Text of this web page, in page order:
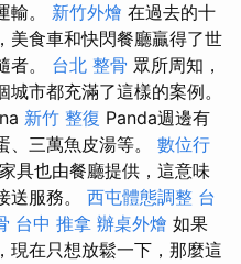
輸。 新竹外燴 在過去的十
美食車和快閃餐廳贏得了世
者。 台北 整骨 眾所周知，
市都充滿了這樣的案例。
新竹 整復 Panda週邊有
、三萬魚皮湯等。 數位行
具也由餐廳提供，這意味
送服務。 西屯體態調整 台
台中 推拿 辦桌外燴 如果
現在只想放鬆一下，那麼這